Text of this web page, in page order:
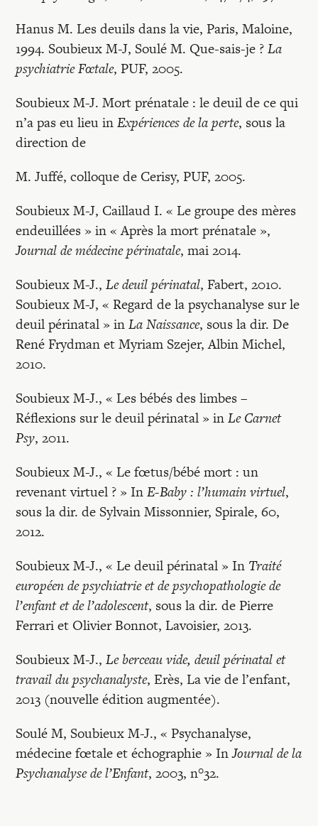
Hanus M. Les deuils dans la vie, Paris, Maloine,
1994. Soubieux M-J, Soulé M. Que-sais-je ?La
psychiatrie Fœtale, PUF, 2005.
Soubieux M-J. Mort prénatale : le deuil de ce qui
n’a pas eu lieu inExpériences de la perte, sous la
direction de
M. Juffé, colloque de Cerisy, PUF, 2005.
Soubieux M-J, Caillaud I. « Le groupe des mères
endeuillées » in « Après la mort prénatale »,
Journal de médecine périnatale, mai 2014.
Soubieux M-J.,Le deuil périnatal, Fabert, 2010.
Soubieux M-J, « Regard de la psychanalyse sur le
deuil périnatal » inLa Naissance, sous la dir. De
René Frydman et Myriam Szejer, Albin Michel,
2010.
Soubieux M-J., « Les bébés des limbes –
Réflexions sur le deuil périnatal » inLe Carnet
Psy, 2011.
Soubieux M-J., « Le fœtus/bébé mort : un
revenant virtuel ? » InE-Baby : l’humain virtuel,
sous la dir. de Sylvain Missonnier, Spirale, 60,
2012.
Soubieux M-J., « Le deuil périnatal » In Traité
européen de psychiatrie et de psychopathologie de
l’enfant et de l’adolescent, sous la dir. de Pierre
Ferrari et Olivier Bonnot, Lavoisier, 2013.
Soubieux M-J.,Le berceau vide, deuil périnatal et
travail du psychanalyste, Erès, La vie de l’enfant,
2013 (nouvelle édition augmentée).
Soulé M, Soubieux M-J., « Psychanalyse,
médecine fœtale et échographie » InJournal de la
Psychanalyse de l’Enfant, 2003, n°32.